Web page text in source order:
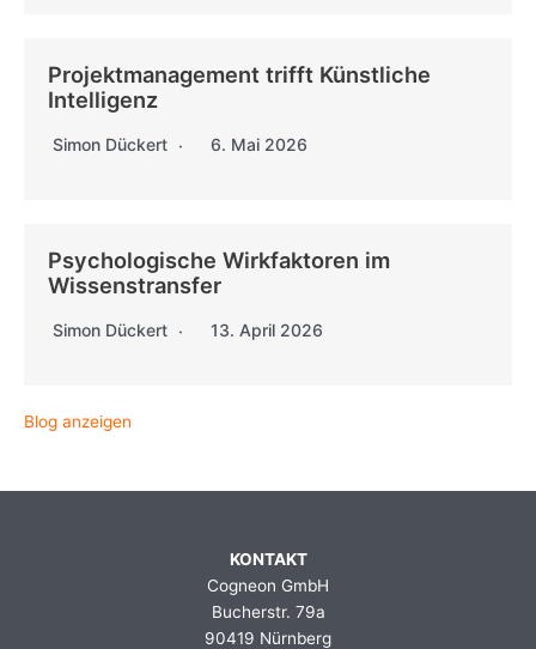
Projektmanagement trifft Künstliche
Intelligenz
Simon Dückert 6. Mai 2026
Psychologische Wirkfaktoren im
Wissenstransfer
Simon Dückert 13. April 2026
Blog anzeigen
KONTAKT
Cogneon GmbH
Bucherstr. 79a
90419 Nürnberg